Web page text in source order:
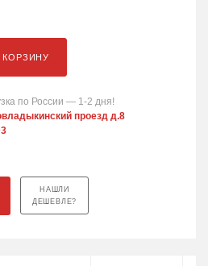
КОРЗИНУ
по России — 1-2 дня!
проезд д.8
НАШЛИ
ДЕШЕВЛЕ?